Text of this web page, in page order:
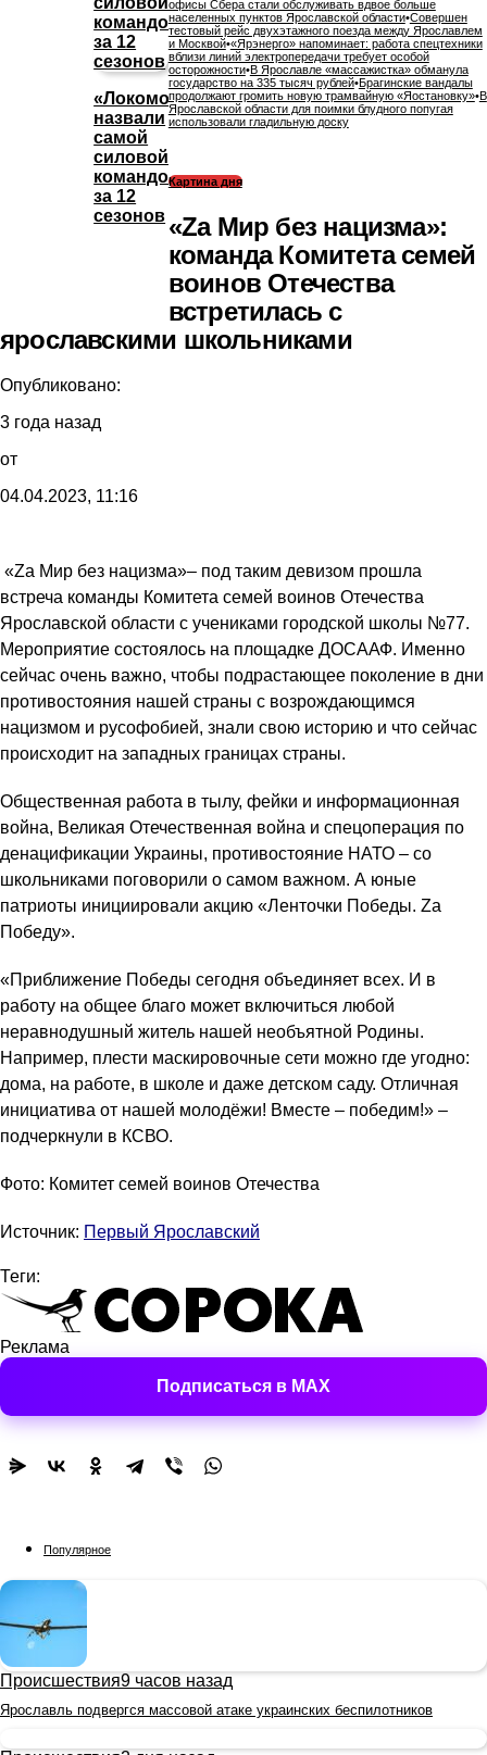
«Локомотив»
назвали
самой
силовой
командой
за 12
сезонов
офисы Сбера стали обслуживать вдвое больше
населенных пунктов Ярославской области•Совершен
тестовый рейс двухэтажного поезда между Ярославлем
и Москвой•«Ярэнерго» напоминает: работа спецтехники
вблизи линий электропередачи требует особой
осторожности•В Ярославле «массажистка» обманула
государство на 335 тысяч рублей•Брагинские вандалы
продолжают громить новую трамвайную «Яостановку»•В
Ярославской области для поимки блудного попугая
использовали гладильную доску
Картина дня
«Zа Мир без нацизма»:
команда Комитета семей
воинов Отечества
встретилась с
ярославскими школьниками
Опубликовано:
3 года назад
от
04.04.2023, 11:16
«Zа Мир без нацизма»– под таким девизом прошла
встреча команды Комитета семей воинов Отечества
Ярославской области с учениками городской школы №77.
Мероприятие состоялось на площадке ДОСААФ. Именно
сейчас очень важно, чтобы подрастающее поколение в дни
противостояния нашей страны с возрождающимся
нацизмом и русофобией, знали свою историю и что сейчас
происходит на западных границах страны.
Общественная работа в тылу, фейки и информационная
война, Великая Отечественная война и спецоперация по
денацификации Украины, противостояние НАТО – со
школьниками поговорили о самом важном. А юные
патриоты инициировали акцию «Ленточки Победы. Zа
Победу».
«Приближение Победы сегодня объединяет всех. И в
работу на общее благо может включиться любой
неравнодушный житель нашей необъятной Родины.
Например, плести маскировочные сети можно где угодно:
дома, на работе, в школе и даже детском саду. Отличная
инициатива от нашей молодёжи! Вместе – победим!» –
подчеркнули в КСВО.
Фото: Комитет семей воинов Отечества
Источник: Первый Ярославский
Теги:
Реклама
Подписаться в MAX
Популярное
Происшествия9 часов назад
Ярославль подвергся массовой атаке украинских беспилотников